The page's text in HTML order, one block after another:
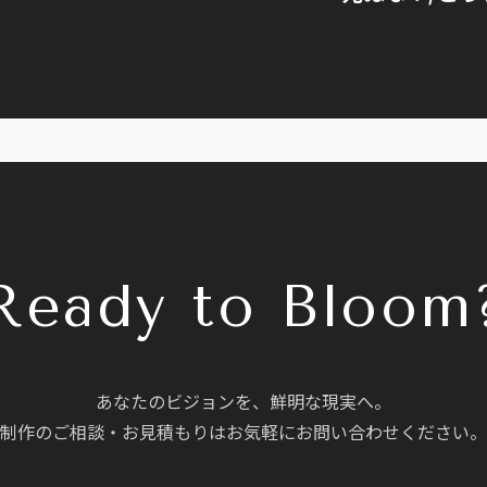
to
あなたのビジョンを、鮮明な現実へ。
制作のご相談・お見積もりはお気軽にお問い合わせください。